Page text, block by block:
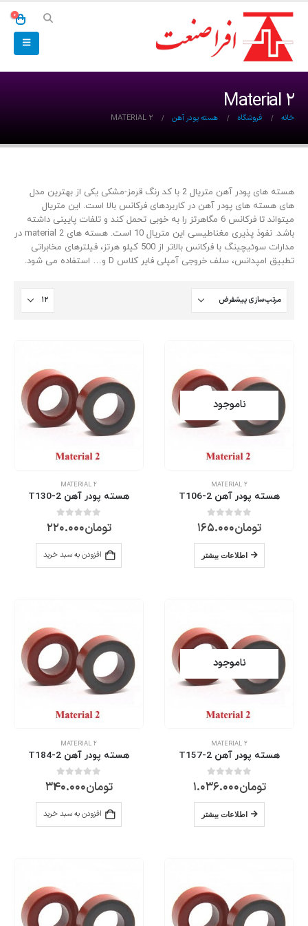
0
Material 2
خانه فروشگاه هسته پودر آهن MATERIAL 2
هسته های پودر آهن متریال 2 با کد رنگ قرمز-مشکی یکی از بهترین مدل
های هسته های پودر آهن در کاربردهای فرکانس بالا است. این متریال
میتواند تا فرکانس 6 مگاهرتز را به خوبی تحمل کند و تلفات پایینی داشته
باشد. نفوذ پذیری مغناطیسی این متریال 10 است. هسته های material 2 در
مدارات سوئیچینگ با فرکانس بالاتر از 500 کیلو هرتز، فیلترهای مخابراتی
تطبیق امپدانس، سلف خروجی آمپلی فایر کلاس D و… استفاده می شود.
ناموجود
MATERIAL 2
هسته پودر آهن T106-2
از 5
تومان165.000
اطلاعات بیشتر
MATERIAL 2
هسته پودر آهن T130-2
از 5
تومان220.000
افزودن به سبد خرید
ناموجود
MATERIAL 2
هسته پودر آهن T157-2
0
تومان1.036.000
اطلاعات بیشتر
MATERIAL 2
هسته پودر آهن T184-2
از 5
تومان340.000
افزودن به سبد خرید